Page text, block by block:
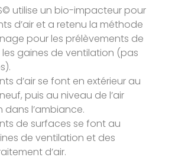
utilise un bio-impacteur pour
d’air et a retenu la méthode
pour les prélèvements de
gaines de ventilation (pas
d’air se font en extérieur au
puis au niveau de l’air
l’ambiance.
de surfaces se font au
de ventilation et des
d’air.